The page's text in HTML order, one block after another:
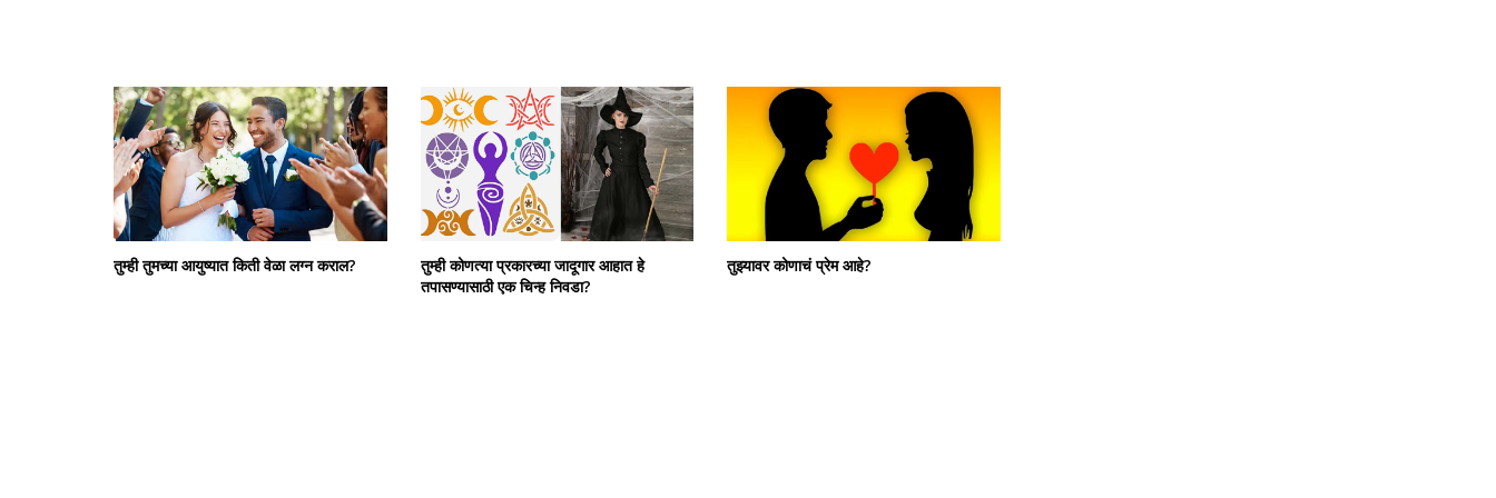
तुम्ही तुमच्या आयुष्यात किती वेळा लग्न कराल?
तुम्ही कोणत्या प्रकारच्या जादूगार आहात हे
तपासण्यासाठी एक चिन्ह निवडा?
तुझ्यावर कोणाचं प्रेम आहे?